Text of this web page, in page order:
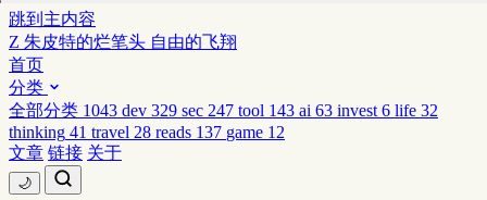
跳到主内容
Z 朱皮特的烂笔头 自由的飞翔
首页
分类
全部分类 1043 dev 329 sec 247 tool 143 ai 63 invest 6 life 32
thinking 41 travel 28 reads 137 game 12
文章 链接 关于
🌙